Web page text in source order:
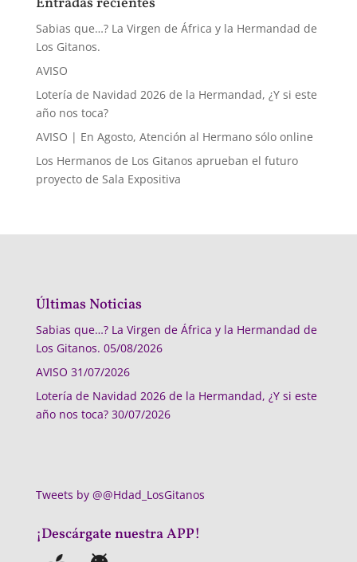
Sabias que…? La Virgen de África y la Hermandad de
Los Gitanos.
AVISO
Lotería de Navidad 2026 de la Hermandad, ¿Y si este
año nos toca?
AVISO | En Agosto, Atención al Hermano sólo online
Los Hermanos de Los Gitanos aprueban el futuro
proyecto de Sala Expositiva
Últimas Noticias
Sabias que…? La Virgen de África y la Hermandad de
Los Gitanos. 05/08/2026
AVISO 31/07/2026
Lotería de Navidad 2026 de la Hermandad, ¿Y si este
año nos toca? 30/07/2026
Tweets by @@Hdad_LosGitanos
¡Descárgate nuestra APP!